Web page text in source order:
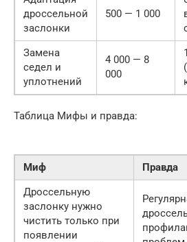
дроссельной
заслонки
500 — 1 000
Замена
седел и
уплотнений
4 000 — 8
000
Таблица Мифы и правда:
Миф
Правда
Дроссельную
заслонку нужно
чистить только при
появлении